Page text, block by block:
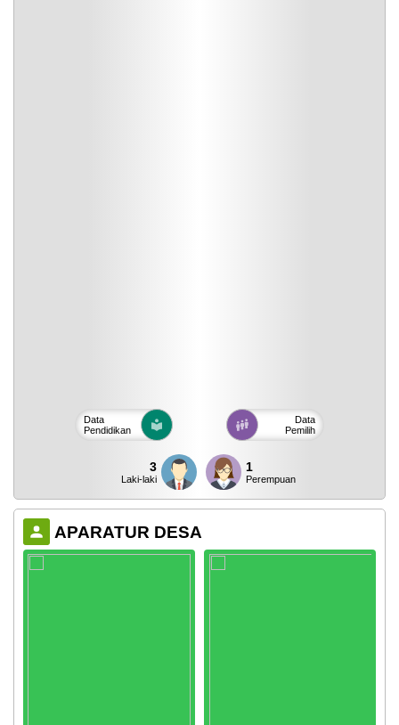
3
Laki-laki
1
Perempuan
Data
Pendidikan
Data
Pemilih
APARATUR DESA